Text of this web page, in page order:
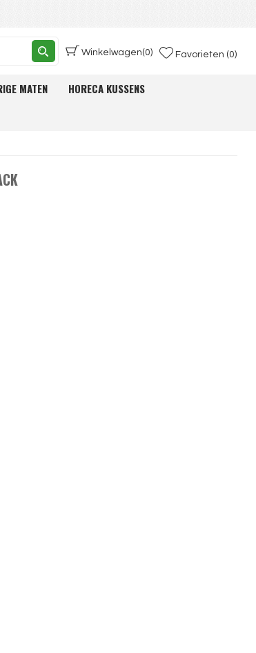
Winkelwagen(0) Favorieten (0)
MATEN
HORECA KUSSENS